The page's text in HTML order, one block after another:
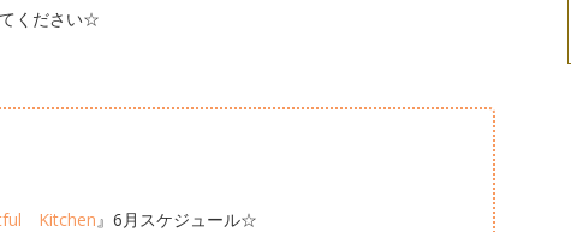
ください☆
Kitchen』6月スケジュール☆